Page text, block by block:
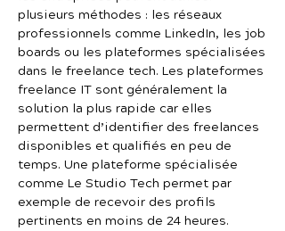
plusieurs méthodes : les réseaux
professionnels comme LinkedIn, les job
boards ou les plateformes spécialisées
dans le freelance tech. Les plateformes
freelance IT sont généralement la
solution la plus rapide car elles
permettent d’identifier des freelances
disponibles et qualifiés en peu de
temps. Une plateforme spécialisée
comme Le Studio Tech permet par
exemple de recevoir des profils
pertinents en moins de 24 heures.